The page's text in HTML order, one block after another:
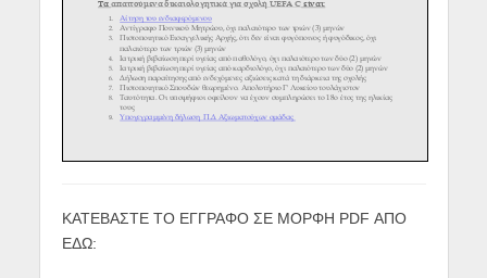
ΚΑΤΕΒΑΣΤΕ ΤΟ ΕΓΓΡΑΦΟ ΣΕ ΜΟΡΦΗ PDF ΑΠΟ
ΕΔΩ: